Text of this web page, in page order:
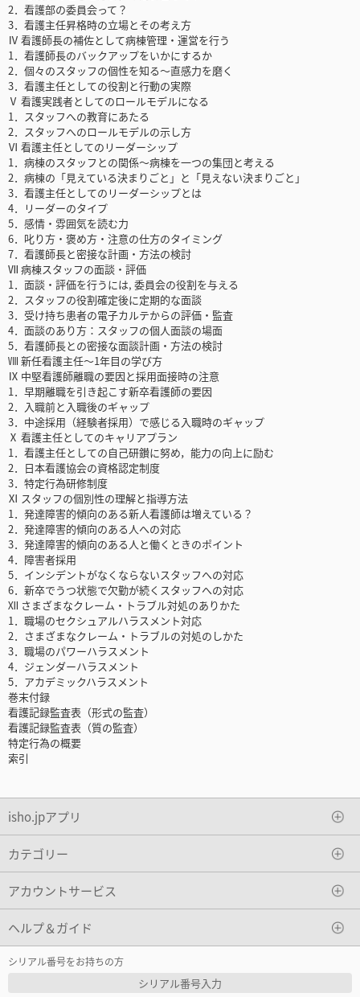
2．看護部の委員会って？
3．看護主任昇格時の立場とその考え方
Ⅳ 看護師長の補佐として病棟管理・運営を行う
1．看護師長のバックアップをいかにするか
2．個々のスタッフの個性を知る～直感力を磨く
3．看護主任としての役割と行動の実際
Ⅴ 看護実践者としてのロールモデルになる
1．スタッフへの教育にあたる
2．スタッフへのロールモデルの示し方
Ⅵ 看護主任としてのリーダーシップ
1．病棟のスタッフとの関係～病棟を一つの集団と考える
2．病棟の「見えている決まりごと」と「見えない決まりごと」
3．看護主任としてのリーダーシップとは
4．リーダーのタイプ
5．感情・雰囲気を読む力
6．叱り方・褒め方・注意の仕方のタイミング
7．看護師長と密接な計画・方法の検討
Ⅶ 病棟スタッフの面談・評価
1．面談・評価を行うには, 委員会の役割を与える
2．スタッフの役割確定後に定期的な面談
3．受け持ち患者の電子カルテからの評価・監査
4．面談のあり方：スタッフの個人面談の場面
5．看護師長との密接な面談計画・方法の検討
Ⅷ 新任看護主任～1年目の学び方
Ⅸ 中堅看護師離職の要因と採用面接時の注意
1．早期離職を引き起こす新卒看護師の要因
2．入職前と入職後のギャップ
3．中途採用（経験者採用）で感じる入職時のギャップ
Ⅹ 看護主任としてのキャリアプラン
1．看護主任としての自己研鑚に努め，能力の向上に励む
2．日本看護協会の資格認定制度
3．特定行為研修制度
Ⅺ スタッフの個別性の理解と指導方法
1．発達障害的傾向のある新人看護師は増えている？
2．発達障害的傾向のある人への対応
3．発達障害的傾向のある人と働くときのポイント
4．障害者採用
5．インシデントがなくならないスタッフへの対応
6．新卒でうつ状態で欠勤が続くスタッフへの対応
Ⅻ さまざまなクレーム・トラブル対処のありかた
1．職場のセクシュアルハラスメント対応
2．さまざまなクレーム・トラブルの対処のしかた
3．職場のパワーハラスメント
4．ジェンダーハラスメント
5．アカデミックハラスメント
巻末付録
看護記録監査表（形式の監査）
看護記録監査表（質の監査）
特定行為の概要
索引
isho.jpアプリ
カテゴリー
アカウントサービス
ヘルプ＆ガイド
シリアル番号をお持ちの方
シリアル番号入力